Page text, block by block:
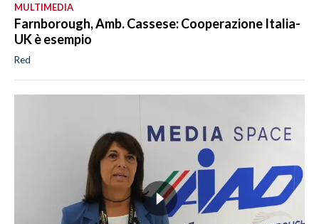
MULTIMEDIA
Farnborough, Amb. Cassese: Cooperazione Italia-
UK è esempio
Red